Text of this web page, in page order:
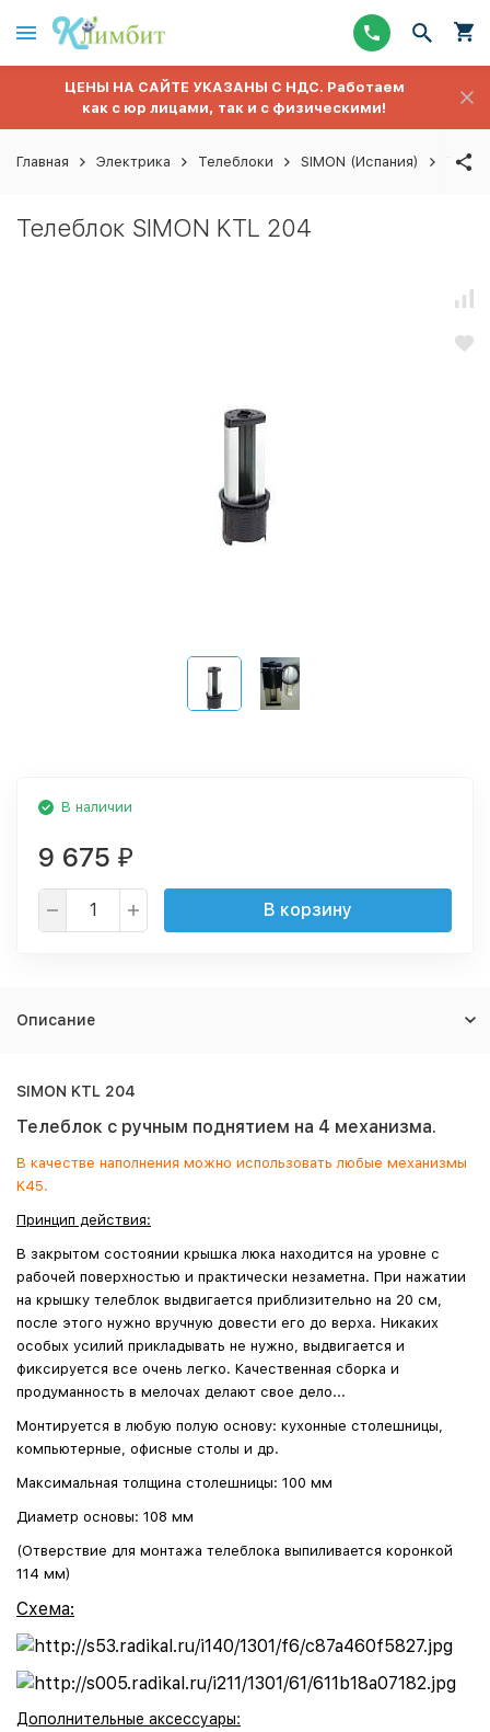
ЦЕНЫ НА САЙТЕ УКАЗАНЫ С НДС. Работаем
как с юр лицами, так и с физическими!
Главная Электрика Телеблоки SIMON (Испания)
Телеблок SIMON KTL 204
В наличии
9 675 ₽
В корзину
Описание
SIMON KTL 204
Телеблок с ручным поднятием на 4 механизма.
В качестве наполнения можно использовать любые механизмы
K45.
Принцип действия:
В закрытом состоянии крышка люка находится на уровне с
рабочей поверхностью и практически незаметна. При нажатии
на крышку телеблок выдвигается приблизительно на 20 см,
после этого нужно вручную довести его до верха. Никаких
особых усилий прикладывать не нужно, выдвигается и
фиксируется все очень легко. Качественная сборка и
продуманность в мелочах делают свое дело...
Монтируется в любую полую основу: кухонные столешницы,
компьютерные, офисные столы и др.
Максимальная толщина столешницы: 100 мм
Диаметр основы: 108 мм
(Отверствие для монтажа телеблока выпиливается коронкой
114 мм)
Схема:
Дополнительные аксессуары: